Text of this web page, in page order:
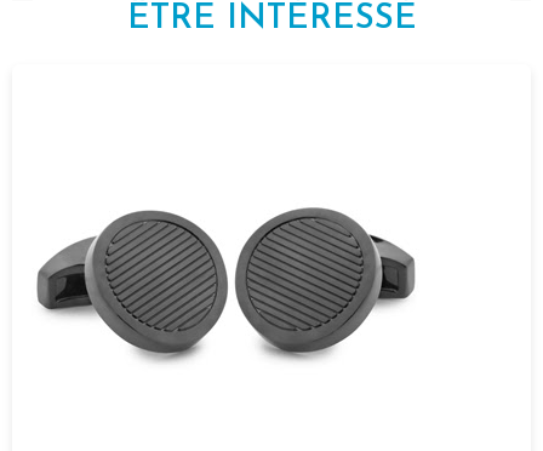
ÊTRE INTÉRESSÉ